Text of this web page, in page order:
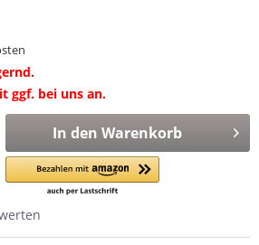
ggf. bei uns an.
In den Warenkorb